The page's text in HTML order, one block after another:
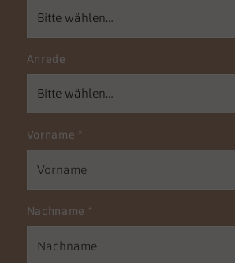
Anrede
Vorname *
Nachname *